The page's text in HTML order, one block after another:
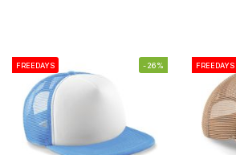
FREEDAYS -26% FREEDAYS